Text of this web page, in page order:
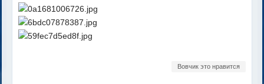
Вовчик это нравится